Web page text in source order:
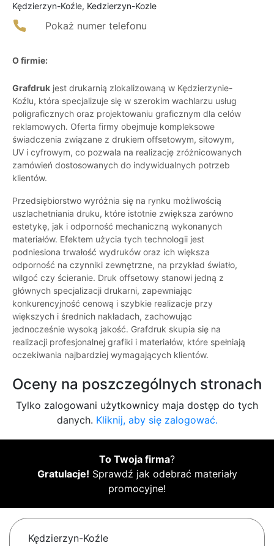
Kędzierzyn-Koźle, Kedzierzyn-Kozle
Pokaż numer telefonu
O firmie:
Grafdruk jest drukarnią zlokalizowaną w Kędzierzynie-
Koźlu, która specjalizuje się w szerokim wachlarzu usług
poligraficznych oraz projektowaniu graficznym dla celów
reklamowych. Oferta firmy obejmuje kompleksowe
świadczenia związane z drukiem offsetowym, sitowym,
UV i cyfrowym, co pozwala na realizację zróżnicowanych
zamówień dostosowanych do indywidualnych potrzeb
klientów.
Przedsiębiorstwo wyróżnia się na rynku możliwością
uszlachetniania druku, które istotnie zwiększa zarówno
estetykę, jak i odporność mechaniczną wykonanych
materiałów. Efektem użycia tych technologii jest
podniesiona trwałość wydruków oraz ich większa
odporność na czynniki zewnętrzne, na przykład światło,
wilgoć czy ścieranie. Druk offsetowy stanowi jedną z
głównych specjalizacji drukarni, zapewniając
konkurencyjność cenową i szybkie realizacje przy
większych i średnich nakładach, zachowując
jednocześnie wysoką jakość. Grafdruk skupia się na
realizacji profesjonalnej grafiki i materiałów, które spełniają
oczekiwania najbardziej wymagających klientów.
Oceny na poszczególnych stronach
Tylko zalogowani użytkownicy maja dostęp do tych
danych. Kliknij, aby się zalogować.
To Twoja firma?
Gratulacje! Sprawdź jak odebrać materiały
promocyjne!
Kędzierzyn-Koźle